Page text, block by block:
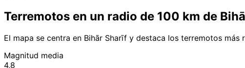
Terremotos en un radio de 100 km de
El mapa se centra en Bihār Sharīf y destaca los terremotos
Magnitud media
4,8